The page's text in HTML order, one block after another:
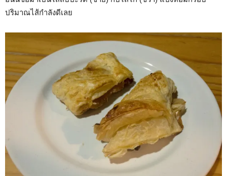
ปริมาณไส้กำลังดีเลย